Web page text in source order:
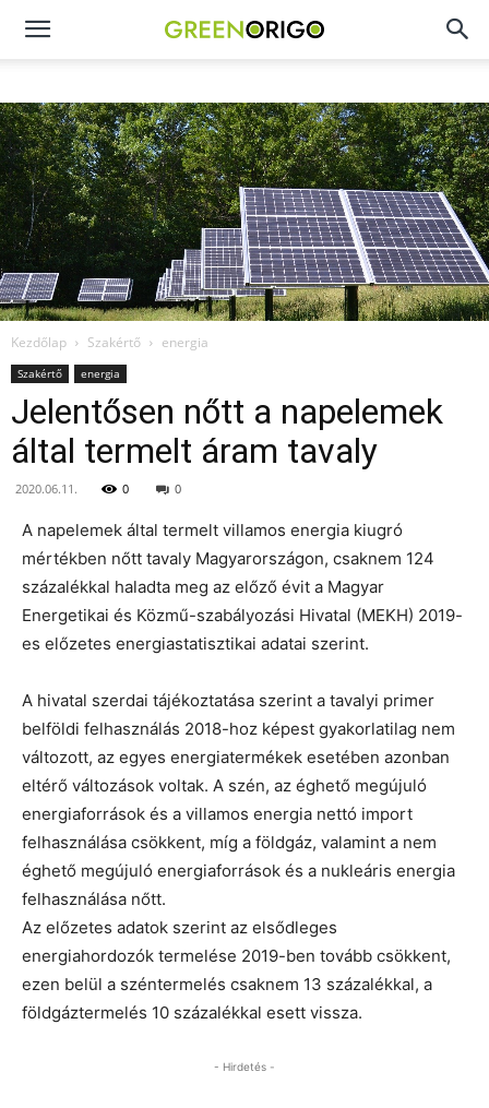
Green
Origo
portál
Kezdőlap Szakértő energia
Szakértő energia
Jelentősen nőtt a napelemek
által termelt áram tavaly
2020.06.11. 0 0
A napelemek által termelt villamos energia kiugró
mértékben nőtt tavaly Magyarországon, csaknem 124
százalékkal haladta meg az előző évit a Magyar
Energetikai és Közmű-szabályozási Hivatal (MEKH) 2019-
es előzetes energiastatisztikai adatai szerint.
A hivatal szerdai tájékoztatása szerint a tavalyi primer
belföldi felhasználás 2018-hoz képest gyakorlatilag nem
változott, az egyes energiatermékek esetében azonban
eltérő változások voltak. A szén, az éghető megújuló
energiaforrások és a villamos energia nettó import
felhasználása csökkent, míg a földgáz, valamint a nem
éghető megújuló energiaforrások és a nukleáris energia
felhasználása nőtt.
Az előzetes adatok szerint az elsődleges
energiahordozók termelése 2019-ben tovább csökkent,
ezen belül a széntermelés csaknem 13 százalékkal, a
földgáztermelés 10 százalékkal esett vissza.
- Hirdetés -